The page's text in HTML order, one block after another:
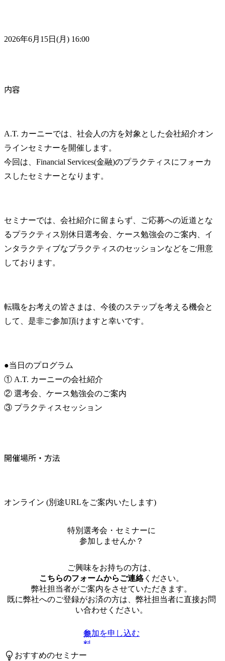
2026年6月15日(月) 16:00
内容
A.T. カーニーでは、社会人の方を対象とした会社紹介オン
ラインセミナーを開催します。
今回は、Financial Services(金融)のプラクティスにフォーカ
スしたセミナーとなります。
セミナーでは、会社紹介に留まらず、ご応募への近道とな
るプラクティス別休日選考会、ケース勉強会のご案内、イ
ンタラクティブなプラクティスのセッションなどをご用意
しております。
転職をお考えの皆さまは、今後のステップを考える機会と
して、是非ご参加頂けますと幸いです。
●当日のプログラム
① A.T. カーニーの会社紹介
② 選考会、ケース勉強会のご案内
③ プラクティスセッション
開催場所・方法
オンライン (別途URLをご案内いたします)
特別選考会・セミナーに
参加しませんか？
ご興味をお持ちの方は、
こちらのフォームからご連絡ください。
弊社担当者がご案内をさせていただきます。
既に弊社へのご登録がお済の方は、弊社担当者に直接お問
い合わせください。
無
料
参加を申し込む
おすすめのセミナー